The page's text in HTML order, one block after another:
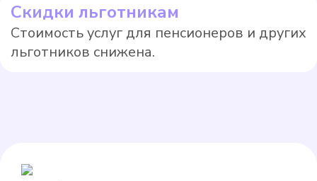
Скидки льготникам
Стоимость услуг для пенсионеров и других
льготников снижена.